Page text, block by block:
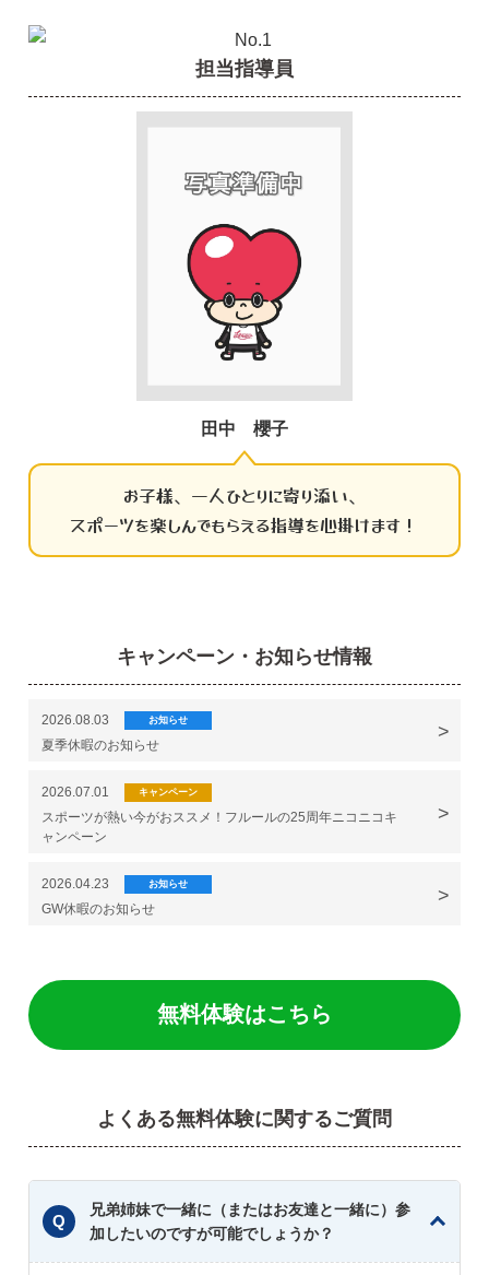
担当指導員
田中 櫻子
お子様、一人ひとりに寄り添い、
スポーツを楽しんでもらえる指導を心掛けます！
キャンペーン・お知らせ情報
2026.08.03 お知らせ
夏季休暇のお知らせ
2026.07.01 キャンペーン
スポーツが熱い今がおススメ！フルールの25周年ニコニコキ
ャンペーン
2026.04.23 お知らせ
GW休暇のお知らせ
無料体験はこちら
よくある無料体験に関するご質問
兄弟姉妹で一緒に（またはお友達と一緒に）参
加したいのですが可能でしょうか？